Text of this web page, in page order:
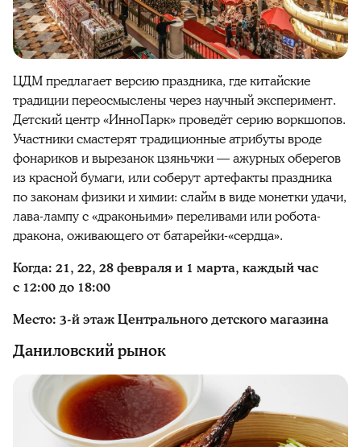
ЦДМ предлагает версию праздника, где китайские
традиции переосмыслены через научный эксперимент.
Детский центр «ИнноПарк» проведёт серию воркшопов.
Участники смастерят традиционные атрибуты вроде
фонариков и вырезанок цзяньчжи — ажурных оберегов
из красной бумаги, или соберут артефакты праздника
по законам физики и химии: слайм в виде монетки удачи,
лава-лампу с «драконьими» переливами или робота-
дракона, оживающего от батарейки-«сердца».
Когда: 21, 22, 28 февраля и 1 марта, каждый час
с 12:00 до 18:00
Место: 3-й этаж Центрального детского магазина
Даниловский рынок